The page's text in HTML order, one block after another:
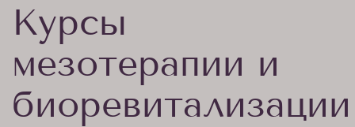
Курсы
мезотерапии и
биоревитализации